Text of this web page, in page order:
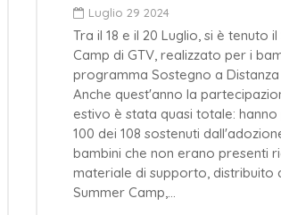
Luglio 29 2024
Tra il 18 e il 20 Luglio, si è tenuto
Camp di GTV, realizzato per i
programma Sostegno a Distanza
Anche quest'anno la
estivo è stata quasi totale:
100 dei 108 sostenuti
bambini che non erano presenti
materiale di supporto, distribuito
Summer Camp,…